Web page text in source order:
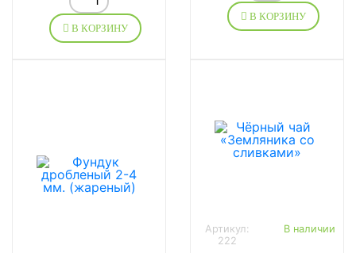
В КОРЗИНУ
В КОРЗИНУ
Артикул:
222
В наличии